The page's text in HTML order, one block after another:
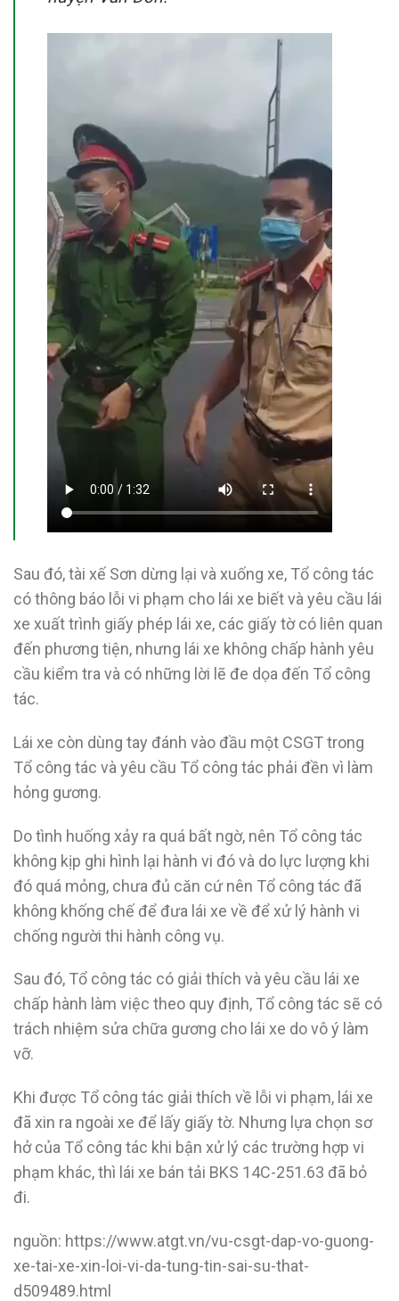
Sau đó, tài xế Sơn dừng lại và xuống xe, Tổ công tác
có thông báo lỗi vi phạm cho lái xe biết và yêu cầu lái
xe xuất trình giấy phép lái xe, các giấy tờ có liên quan
đến phương tiện, nhưng lái xe không chấp hành yêu
cầu kiểm tra và có những lời lẽ đe dọa đến Tổ công
tác.
Lái xe còn dùng tay đánh vào đầu một CSGT trong
Tổ công tác và yêu cầu Tổ công tác phải đền vì làm
hỏng gương.
Do tình huống xảy ra quá bất ngờ, nên Tổ công tác
không kịp ghi hình lại hành vi đó và do lực lượng khi
đó quá mỏng, chưa đủ căn cứ nên Tổ công tác đã
không khống chế để đưa lái xe về để xử lý hành vi
chống người thi hành công vụ.
Sau đó, Tổ công tác có giải thích và yêu cầu lái xe
chấp hành làm việc theo quy định, Tổ công tác sẽ có
trách nhiệm sửa chữa gương cho lái xe do vô ý làm
vỡ.
Khi được Tổ công tác giải thích về lỗi vi phạm, lái xe
đã xin ra ngoài xe để lấy giấy tờ. Nhưng lựa chọn sơ
hở của Tổ công tác khi bận xử lý các trường hợp vi
phạm khác, thì lái xe bán tải BKS 14C-251.63 đã bỏ
đi.
nguồn: https://www.atgt.vn/vu-csgt-dap-vo-guong-
xe-tai-xe-xin-loi-vi-da-tung-tin-sai-su-that-
d509489.html